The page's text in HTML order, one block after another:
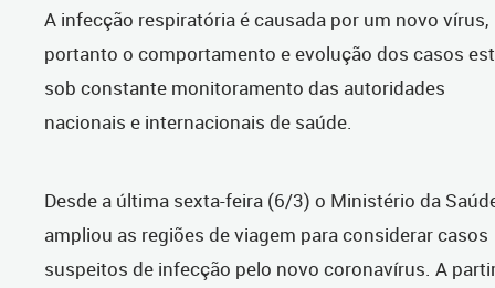
A infecção respiratória é causada por um novo vírus,
portanto o comportamento e evolução dos casos
sob constante monitoramento das autoridades
nacionais e internacionais de saúde.
Desde a última sexta-feira (6/3) o Ministério da
ampliou as regiões de viagem para considerar casos
suspeitos de infecção pelo novo coronavírus. A